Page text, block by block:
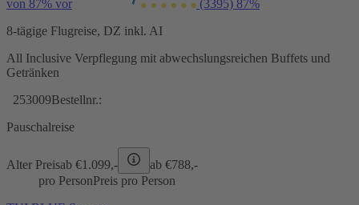
von 87% vor (3395) 87%
8-tägige Flugreise, DZ inkl. AI
All Inclusive Verpflegung mit abwechslungsreichen Buffets und
Getränken
253009Bestellnr.:
Pauschalreise
Alter Preisab €1.099,- ab €788,-
pro PersonPreis pro Person